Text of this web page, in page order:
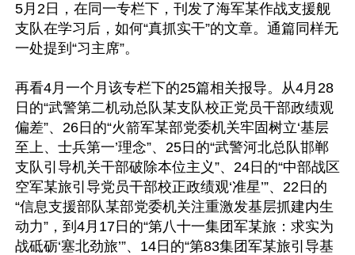
5月2日，在同一专栏下，刊发了海军某作战支援舰
支队在学习后，如何“真抓实干”的文章。通篇同样无
一处提到“习主席”。
再看4月一个月该专栏下的25篇相关报导。从4月28
日的“武警第二机动总队某支队校正党员干部政绩观
偏差”、26日的“火箭军某部党委机关牢固树立‘基层
至上、士兵第一’理念”、25日的“武警河北总队邯郸
支队引导机关干部破除本位主义”、24日的“中部战区
空军某旅引导党员干部校正政绩观‘准星’”、22日的
“信息支援部队某部党委机关注重激发基层抓建内生
动力”，到4月17日的“第八十一集团军某旅：求实为
战砥砺‘塞北劲旅’”、14日的“第83集团军某旅引导基